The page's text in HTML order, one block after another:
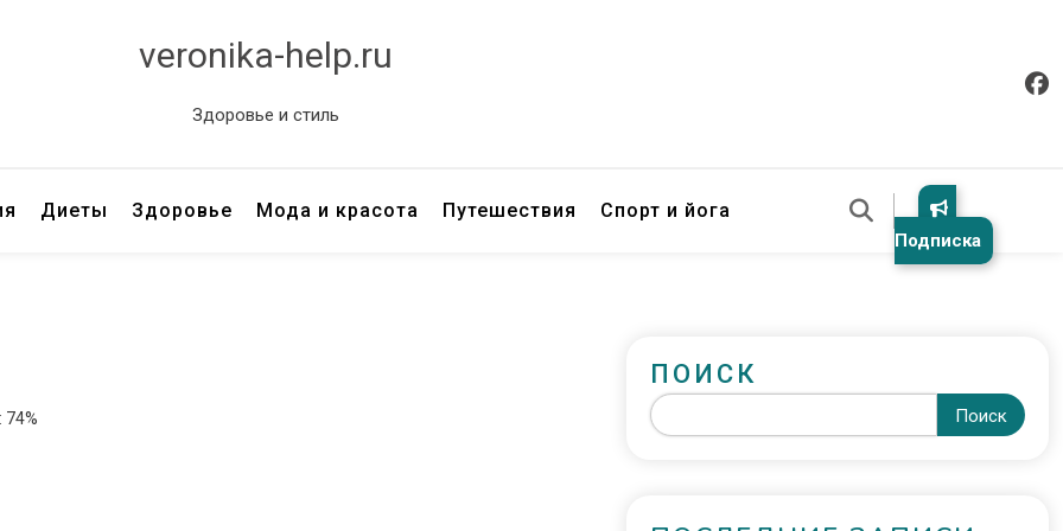
veronika-help.ru
Здоровье и стиль
Диеты Здоровье Мода и красота Путешествия Спорт и йога
Подписка
74%
ПОИСК
Поиск